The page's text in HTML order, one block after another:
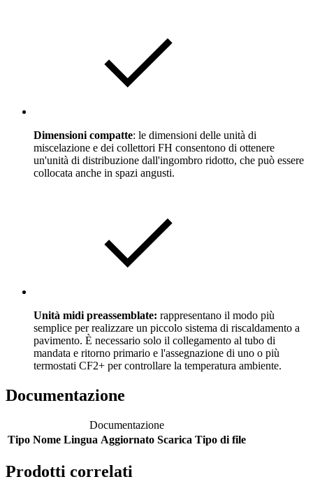
Dimensioni compatte: le dimensioni delle unità di
miscelazione e dei collettori FH consentono di ottenere
un'unità di distribuzione dall'ingombro ridotto, che può essere
collocata anche in spazi angusti.
Unità midi preassemblate: rappresentano il modo più
semplice per realizzare un piccolo sistema di riscaldamento a
pavimento. È necessario solo il collegamento al tubo di
mandata e ritorno primario e l'assegnazione di uno o più
termostati CF2+ per controllare la temperatura ambiente.
Documentazione
Documentazione
Tipo Nome Lingua Aggiornato Scarica Tipo di file
Prodotti correlati